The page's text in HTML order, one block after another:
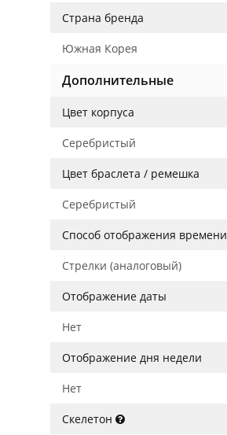
Страна бренда
Южная Корея
Дополнительные
Цвет корпуса
Серебристый
Цвет браслета / ремешка
Серебристый
Способ отображения времени
Стрелки (аналоговый)
Отображение даты
Нет
Отображение дня недели
Нет
Скелетон